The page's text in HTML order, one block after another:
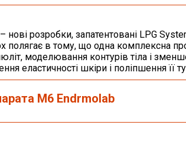
нові розробки, запатентовані LPG
полягає в тому, що одна комплексна
моделювання контурів тіла і
еластичності шкіри і поліпшення її
M6 Endrmolab